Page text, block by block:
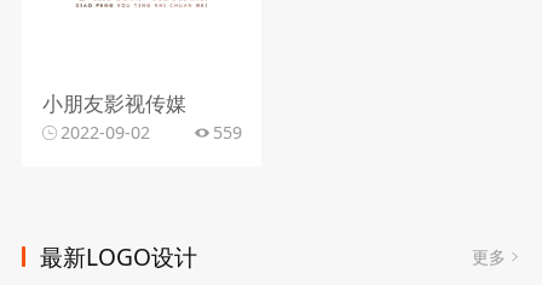
小朋友影视传媒
2022-09-02 559
最新LOGO设计 更多